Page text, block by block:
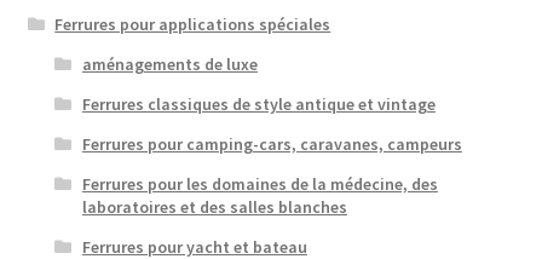
Ferrures pour applications spéciales
aménagements de luxe
Ferrures classiques de style antique et vintage
Ferrures pour camping-cars, caravanes, campeurs
Ferrures pour les domaines de la médecine, des
laboratoires et des salles blanches
Ferrures pour yacht et bateau